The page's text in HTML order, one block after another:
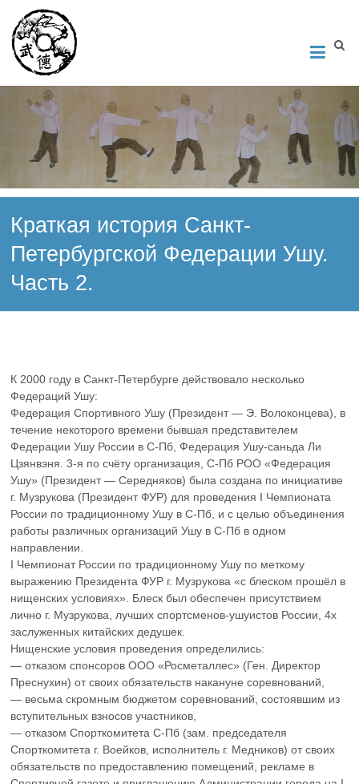
Институт Исследования Внутреннего Искусства
Школа тайцзи-цюань стиля Чэнь, Петербург. Руководитель
Андрей Середняков.
Краткая история Санкт-
Петербургской Федерации Ушу.
Часть 2.
К 2000 году в Санкт-Петербурге действовало несколько
Федераций Ушу:
Федерация Спортивного Ушу (Президент — Э. Волоконцева), в
течение некоторого времени бывшая представителем
Федерации Ушу России в С-Пб, Федерация Ушу-саньда Ли
Цзянвэня. 3-я по счёту организация, С-Пб РОО «Федерация
Ушу» (Президент — Середняков) была создана по инициативе
г. Музрукова (Президент ФУР) для проведения I Чемпионата
России по традиционному Ушу в С-Пб, и с целью объединения
работы различных организаций Ушу в С-Пб в одном
направлении.
I Чемпионат России по традиционному Ушу по меткому
выражению Президента ФУР г. Музрукова «с блеском прошёл в
нищенских условиях». Блеск был обеспечен присутствием
лично г. Музрукова, лучших спортсменов-ушуистов России, 4х
заслуженных китайских дедушек.
Нищенские условия проведения определились:
— отказом спонсоров ООО «Росметаллес» (Ген. Директор
Преснухин) от своих обязательств накануне соревнований,
— весьма скромным бюджетом соревнований, состоявшим из
вступительных взносов участников,
— отказом Спорткомитета С-Пб (зам. председателя
Спорткомитета г. Воейков, исполнитель г. Медников) от своих
обязательств по предоставлению помещений, рекламе в